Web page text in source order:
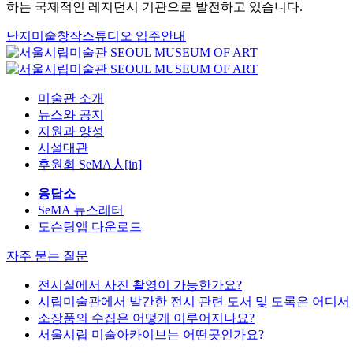
하는 국제적인 레지던시 기관으로 발전하고 있습니다.
난지미술창작스튜디오 입주안내
미술관 소개
뉴스와 공지
지원과 양성
시설대관
후원회 SeMA人[in]
응답소
SeMA 뉴스레터
도슨팅앱 다운로드
자주 묻는 질문
전시실에서 사진 촬영이 가능한가요?
시립미술관에서 발간한 전시 관련 도서 및 도록은 어디서
소장품의 수집은 어떻게 이루어지나요?
서울시립 미술아카이브는 어떤곳인가요?